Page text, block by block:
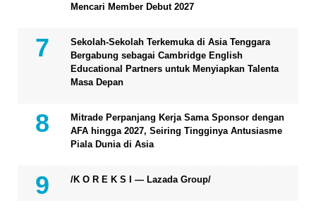
Mencari Member Debut 2027
Sekolah-Sekolah Terkemuka di Asia Tenggara
Bergabung sebagai Cambridge English
Educational Partners untuk Menyiapkan Talenta
Masa Depan
Mitrade Perpanjang Kerja Sama Sponsor dengan
AFA hingga 2027, Seiring Tingginya Antusiasme
Piala Dunia di Asia
/K O R E K S I — Lazada Group/